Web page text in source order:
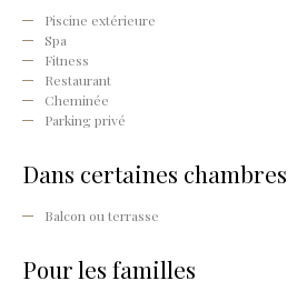
Piscine extérieure
Spa
Fitness
Restaurant
Cheminée
Parking privé
Dans certaines chambres
Balcon ou terrasse
Pour les familles